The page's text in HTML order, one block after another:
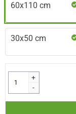
60x110 cm
30x50 cm
+
-